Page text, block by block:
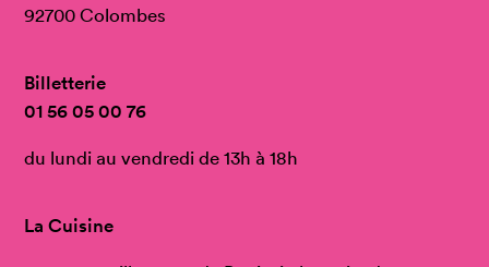
92700 Colombes
Billetterie
01 56 05 00 76
du lundi au vendredi de 13h à 18h
La Cuisine